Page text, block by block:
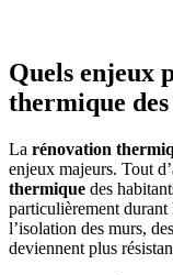
Quels enjeux
thermique
La rénovation
enjeux majeurs. Tout
thermique des
particulièrement durant
l’isolation des murs,
deviennent plus